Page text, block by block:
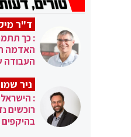
ד"ר
: כך
האדמה
העבודה
ניר
:
רוכשים
בהיקפים